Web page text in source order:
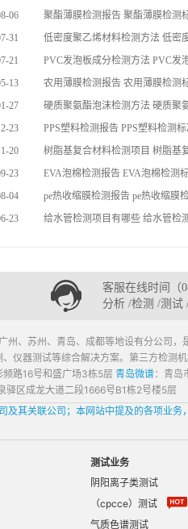
06 聚酯薄膜检测报告 聚酯薄膜检测
31 低密度聚乙烯材料检测方法 低密
21 PVC发泡板成分检测方法 PVC发
13 农用薄膜检测报告 农用薄膜检测
27 硬质聚氨酯泡沫检测方法 硬质聚
23 PPS塑料检测报告 PPS塑料检测标
20 树脂基复合材料检测项目 树脂基
23 EVA泡棉检测报告 EVA泡棉检测
04 pe热收缩膜检测报告 pe热收缩膜
23 给水管检测项目有哪些 给水管检
客服在线时间（
分析 /检测 /测试
、苏州、青岛、成都等地设有分公司
仪器测试等综合解决方案。第三方检测机
频路16号和盛广场3栋5层 青岛微谱：青岛
驿区成龙大道二段1666号B1栋2号楼5层
其关联公司；本网站中提及的各项业
测试业务
阴阳离子类测试
（cpcce）测试
气质色谱测试